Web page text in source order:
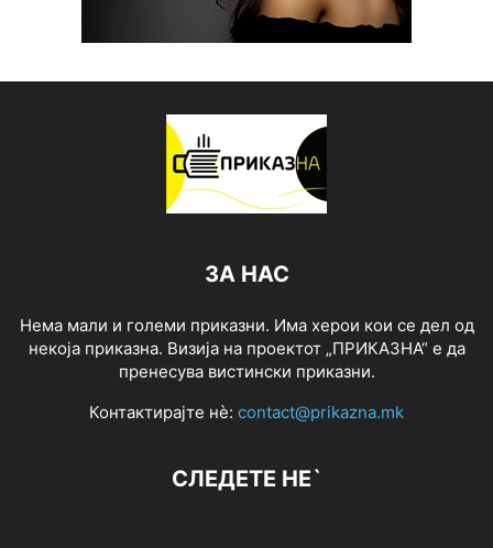
ЗА НАС
Нема мали и големи приказни. Има херои кои се дел од
некоја приказна. Визија на проектот „ПРИКАЗНА“ е да
пренесува вистински приказни.
Контактирајте нѐ: contact@prikazna.mk
СЛЕДЕТЕ НЕ`